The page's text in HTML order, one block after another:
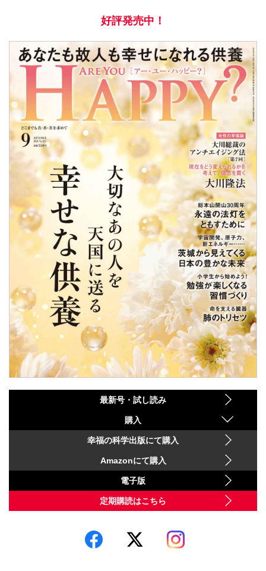
好評発売中！
最新号・試し読み
購入
幸福の科学出版にて購入
Amazonにて購入
電子版
定期購読はこちら